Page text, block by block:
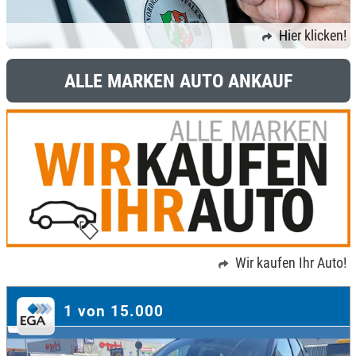
Hier klicken!
ALLE MARKEN AUTO ANKAUF
Wir kaufen Ihr Auto!
1 von 15.000